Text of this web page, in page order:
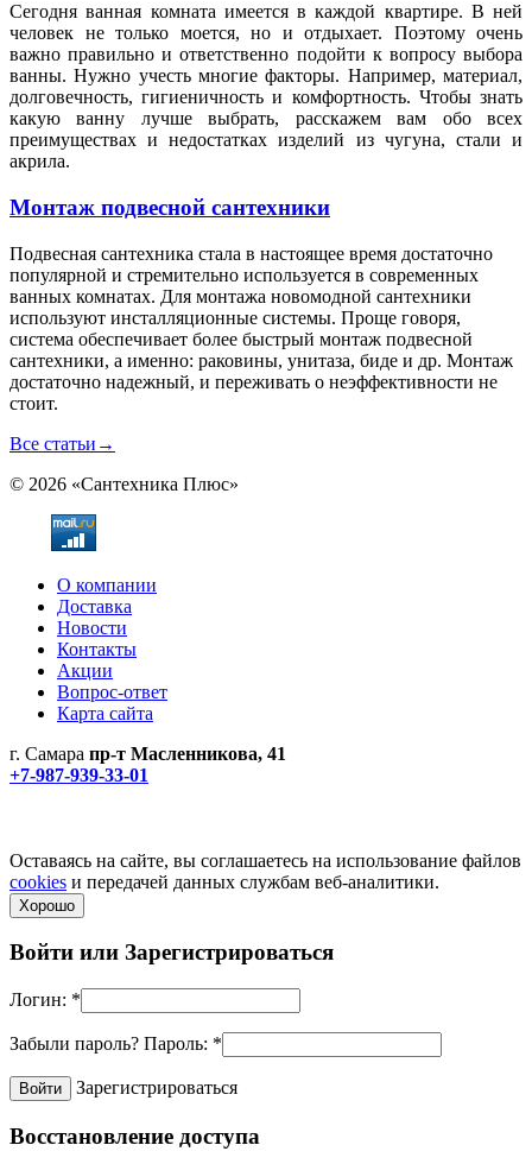
Сегодня ванная комната имеется в каждой квартире. В ней
человек не только моется, но и отдыхает. Поэтому очень
важно правильно и ответственно подойти к вопросу выбора
ванны. Нужно учесть многие факторы. Например, материал,
долговечность, гигиеничность и комфортность. Чтобы знать
какую ванну лучше выбрать, расскажем вам обо всех
преимуществах и недостатках изделий из чугуна, стали и
акрила.
Монтаж подвесной сантехники
Подвесная сантехника стала в настоящее время достаточно
популярной и стремительно используется в современных
ванных комнатах. Для монтажа новомодной сантехники
используют инсталляционные системы. Проще говоря,
система обеспечивает более быстрый монтаж подвесной
сантехники, а именно: раковины, унитаза, биде и др. Монтаж
достаточно надежный, и переживать о неэффективности не
стоит.
Все статьи →
© 2026 «Сантехника Плюс»
О компании
Доставка
Новости
Контакты
Акции
Вопрос-ответ
Карта сайта
г. Самара пр-т Масленникова, 41
+7-987-939-33-01
Оставаясь на сайте, вы соглашаетесь на использование файлов
cookies и передачей данных службам веб-аналитики.
Хорошо
Войти или Зарегистрироваться
Логин: *
Забыли пароль? Пароль: *
Зарегистрироваться
Восстановление доступа